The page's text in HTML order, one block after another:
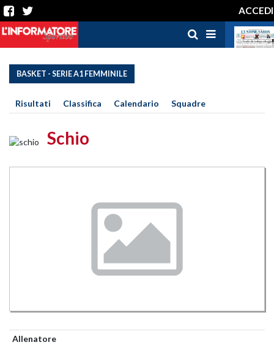
ACCEDI
BASKET - SERIE A1 FEMMINILE
Risultati Classifica Calendario Squadre
Schio
Allenatore